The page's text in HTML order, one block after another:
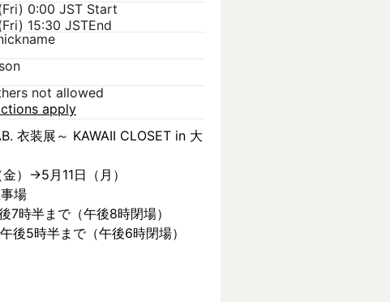
0:00 JST Start
15:30 JSTEnd
not allowed
apply
衣装展～ KAWAII CLOSET in 大
）→5月11日（月）
場
7時半まで（午後8時閉場）
後5時半まで（午後6時閉場）